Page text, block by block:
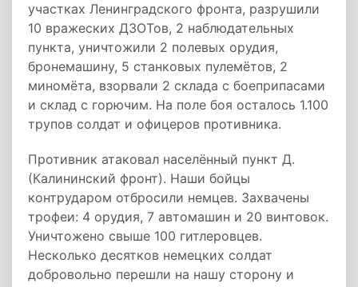
участках Ленинградского фронта, разрушили
10 вражеских ДЗОТов, 2 наблюдательных
пункта, уничтожили 2 полевых орудия,
бронемашину, 5 станковых пулемётов, 2
миномёта, взорвали 2 склада с боеприпасами
и склад с горючим. На поле боя осталось 1.100
трупов солдат и офицеров противника.
Противник атаковал населённый пункт Д.
(Калининский фронт). Наши бойцы
контрударом отбросили немцев. Захвачены
трофеи: 4 орудия, 7 автомашин и 20 винтовок.
Уничтожено свыше 100 гитлеровцев.
Несколько десятков немецких солдат
добровольно перешли на нашу сторону и